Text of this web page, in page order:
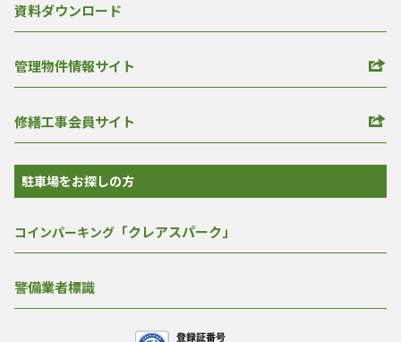
資料ダウンロード
管理物件情報サイト
修繕工事会員サイト
駐車場をお探しの方
コインパーキング 「クレアスパーク」
警備業者標識